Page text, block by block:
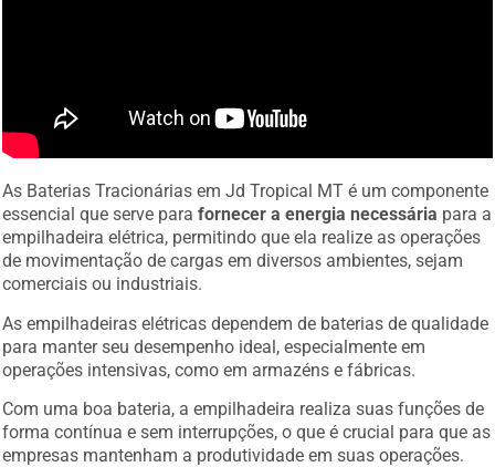
As Baterias Tracionárias em Jd Tropical MT é um componente
essencial que serve parafornecer a energia necessária para a
empilhadeira elétrica, permitindo que ela realize as operações
de movimentação de cargas em diversos ambientes, sejam
comerciais ou industriais.
As empilhadeiras elétricas dependem de baterias de qualidade
para manter seu desempenho ideal, especialmente em
operações intensivas, como em armazéns e fábricas.
Com uma boa bateria, a empilhadeira realiza suas funções de
forma contínua e sem interrupções, o que é crucial para que as
empresas mantenham a produtividade em suas operações.